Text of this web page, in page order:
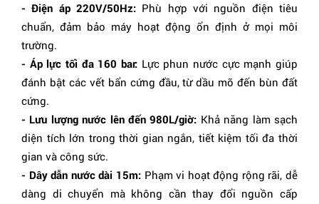
- Điện áp 220V/50Hz: Phù hợp với nguồn điện tiêu
chuẩn, đảm bảo máy hoạt động ổn định ở mọi môi
trường.
- Áp lực tối đa 160 bar: Lực phun nước cực mạnh giúp
đánh bật các vết bẩn cứng đầu, từ dầu mỡ đến bùn đất
cứng.
- Lưu lượng nước lên đến 980L/giờ: Khả năng làm sạch
diện tích lớn trong thời gian ngắn, tiết kiệm tối đa thời
gian và công sức.
- Dây dẫn nước dài 15m:Phạm vi hoạt động rộng rãi, dễ
dàng di chuyển mà không cần thay đổi nguồn cấp